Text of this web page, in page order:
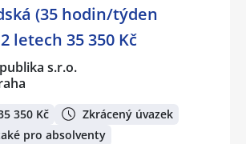
(35 hodin/týden
letech 35 350 Kč
s.r.o.
350 Kč
Zkrácený úvazek
pro absolventy